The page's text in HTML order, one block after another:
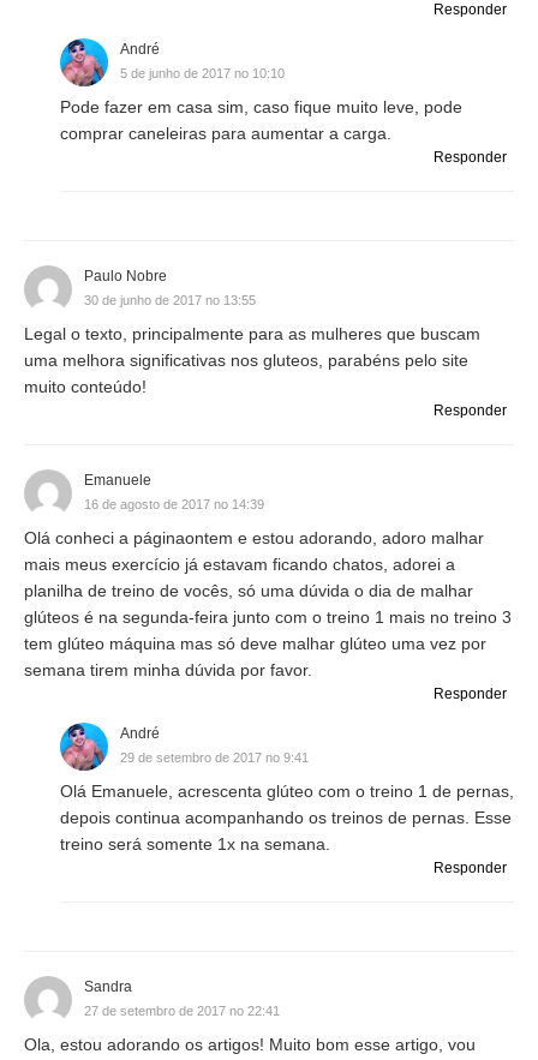
Responder
André
5 de junho de 2017 no 10:10
Pode fazer em casa sim, caso fique muito leve, pode
comprar caneleiras para aumentar a carga.
Responder
Paulo Nobre
30 de junho de 2017 no 13:55
Legal o texto, principalmente para as mulheres que buscam
uma melhora significativas nos gluteos, parabéns pelo site
muito conteúdo!
Responder
Emanuele
16 de agosto de 2017 no 14:39
Olá conheci a páginaontem e estou adorando, adoro malhar
mais meus exercício já estavam ficando chatos, adorei a
planilha de treino de vocês, só uma dúvida o dia de malhar
glúteos é na segunda-feira junto com o treino 1 mais no treino 3
tem glúteo máquina mas só deve malhar glúteo uma vez por
semana tirem minha dúvida por favor.
Responder
André
29 de setembro de 2017 no 9:41
Olá Emanuele, acrescenta glúteo com o treino 1 de pernas,
depois continua acompanhando os treinos de pernas. Esse
treino será somente 1x na semana.
Responder
Sandra
27 de setembro de 2017 no 22:41
Ola, estou adorando os artigos! Muito bom esse artigo, vou